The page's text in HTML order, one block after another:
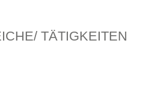
TÄTIGKEITEN